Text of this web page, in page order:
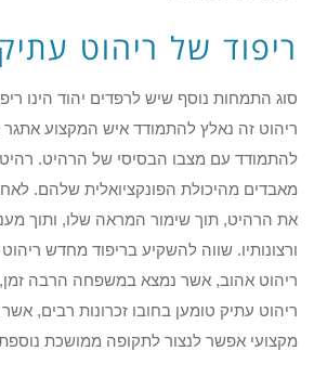
ריפוד של ריהוט עתיק
סוג התמחות נוסף שיש לרפדים יהוד הינו
ריהוט זה נאלץ להתמודד איש המקצוע אתגר
להתמודד עם מצבו הבסיסי של הרהיט.
מאבדים מהיכולת הפונקציואלית שלהם.
את הרהיט, תוך שימור המראה שלו, ותוך
ורצונותיו. שווה להשקיע בריפוד מחדש
ריהוט אהוב, אשר נמצא במשפחה הרבה זמן,
ריהוט עתיק טומען בחובו זכרונות רבים,
מקצועי אפשר לנצור לתקופה ממושכת